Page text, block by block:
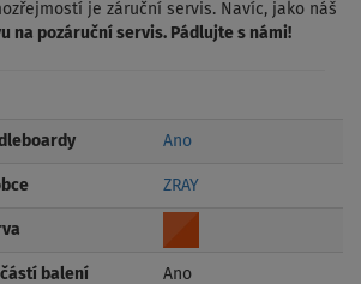
je záruční servis. Navíc, jako náš
na pozáruční servis. Pádlujte s námi!
Ano
ZRAY
balení Ano